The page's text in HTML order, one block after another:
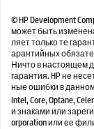
© HP Development
может быть
ляет только те
арантийных
Ничто в настоящем
гарантия. HP не
ные ошибки в
Intel, Core, Optane,
и знаками или
orporation или ее